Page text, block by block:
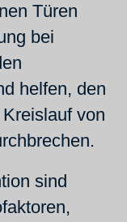
Türen
bei
helfen, den
von
sind